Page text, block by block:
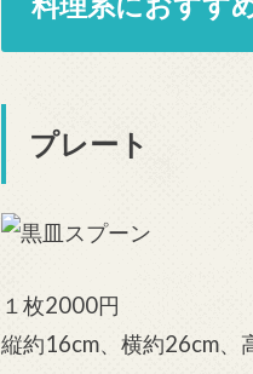
プレート
１枚2000円
縦約16cm、横約26cm、